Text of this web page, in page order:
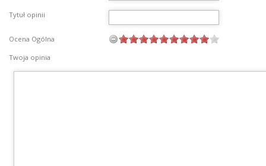
Tytuł opinii
Ocena Ogólna
Twoja opinia